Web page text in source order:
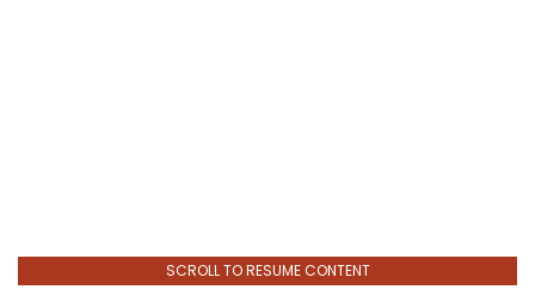
SCROLL TO RESUME CONTENT